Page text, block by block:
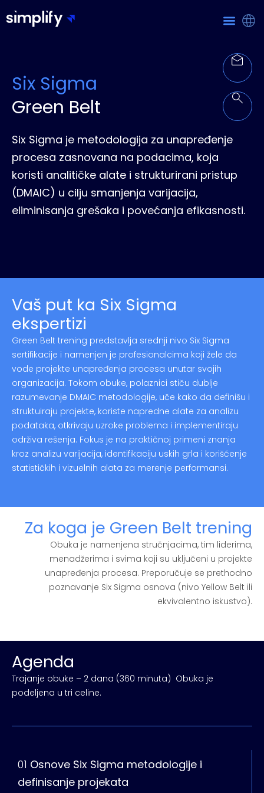
Six Sigma
Green Belt
Six Sigma je metodologija za unapređenje
procesa zasnovana na podacima, koja
koristi analitičke alate i strukturirani pristup
(DMAIC) u cilju smanjenja varijacija,
eliminisanja grešaka i povećanja efikasnosti.
Vaš put ka Six Sigma
ekspertizi
Green Belt trening predstavlja srednji nivo Six Sigma
sertifikacije i namenjen je profesionalcima koji žele da
vode projekte unapređenja procesa unutar svojih
organizacija. Tokom obuke, polaznici stiču dublje
razumevanje DMAIC metodologije, uče kako da definišu i
struktuiraju projekte, koriste napredne alate za analizu
podataka, otkrivaju uzroke problema i implementiraju
održiva rešenja. Fokus je na praktičnoj primeni znanja
kroz analizu varijacija, identifikaciju uskih grla i korišćenje
statističkih i vizuelnih alata za merenje performansi.
Za koga je Green Belt trening
Obuka je namenjena stručnjacima, tim liderima,
menadžerima i svima koji su uključeni u projekte
unapređenja procesa. Preporučuje se prethodno
poznavanje Six Sigma osnova (nivo Yellow Belt ili
ekvivalentno iskustvo).
Agenda
Trajanje obuke – 2 dana (360 minuta) Obuka je
podeljena u tri celine.
01 Osnove Six Sigma metodologije i
definisanje projekata